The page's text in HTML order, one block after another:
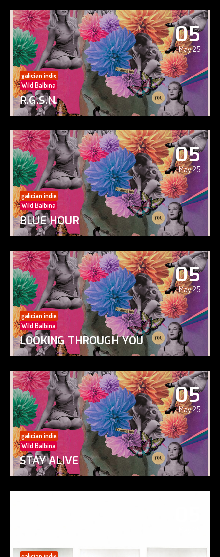
05
May 25
galician indie
Wild Balbina
R.G.S.N.
05
May 25
galician indie
Wild Balbina
BLUE HOUR
05
May 25
galician indie
Wild Balbina
LOOKING THROUGH YOU
05
May 25
galician indie
Wild Balbina
STAY ALIVE